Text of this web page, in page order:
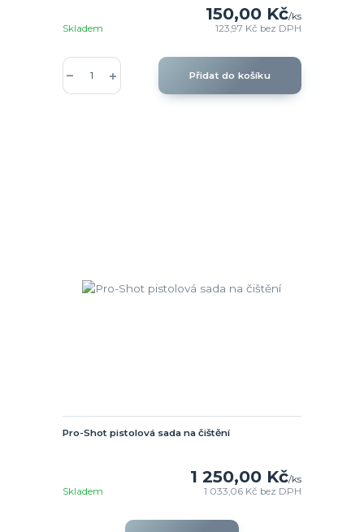
150,00 Kč/ks
123,97 Kč bez DPH
Skladem
Přidat do košíku
Pro-Shot pistolová sada na čištění
1 250,00 Kč/ks
1 033,06 Kč bez DPH
Skladem